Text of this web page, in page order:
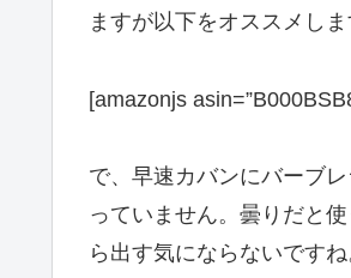
ますが以下をオススメしま
[amazonjs
で、早速カバンにバーブ
っていません。曇りだと
ら出す気にならないです